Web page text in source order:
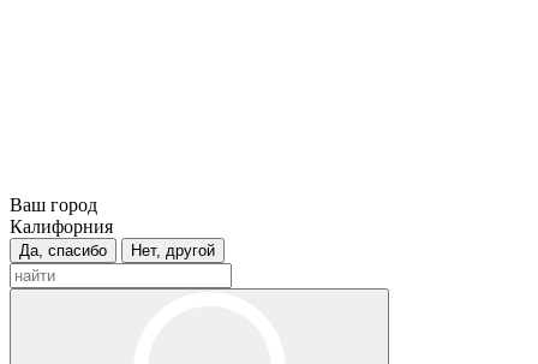
Ваш город
Калифорния
Да, спасибо Нет, другой